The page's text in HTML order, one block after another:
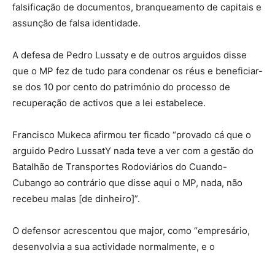
falsificação de documentos, branqueamento de capitais e
assunção de falsa identidade.
A defesa de Pedro Lussaty e de outros arguidos disse
que o MP fez de tudo para condenar os réus e beneficiar-
se dos 10 por cento do património do processo de
recuperação de activos que a lei estabelece.
Francisco Mukeca afirmou ter ficado “provado cá que o
arguido Pedro LussatY nada teve a ver com a gestão do
Batalhão de Transportes Rodoviários do Cuando-
Cubango ao contrário que disse aqui o MP, nada, não
recebeu malas [de dinheiro]”.
O defensor acrescentou que major, como “empresário,
desenvolvia a sua actividade normalmente, e o